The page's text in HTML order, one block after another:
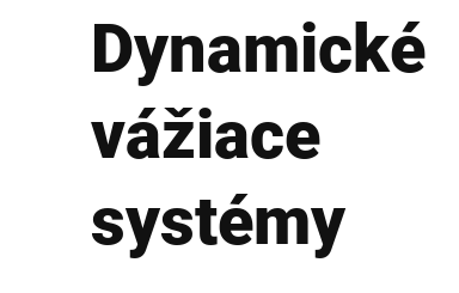
Afrika
Globálna webová stránka
Dynamické
vážiace
systémy